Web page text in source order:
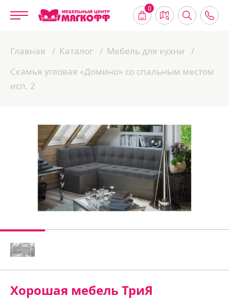
0
Главная Каталог
Мебель для кухни
Скамья угловая «Домино» со спальным местом
исп. 2
Хорошая мебель ТриЯ